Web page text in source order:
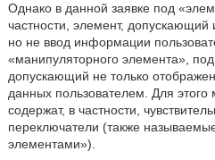
Однако в данной заявке под
частности, элемент, допускающий
но не ввод информации
«манипуляторного элемента»,
допускающий не только
данных пользователем. Для
содержат, в частности,
переключатели (также
элементами»).